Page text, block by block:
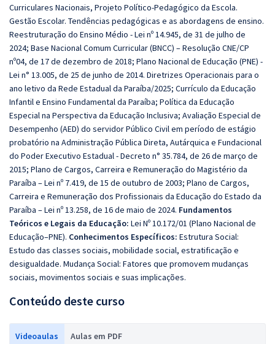
Curriculares Nacionais, Projeto Político-Pedagógico da Escola.
Gestão Escolar. Tendências pedagógicas e as abordagens de ensino.
Reestruturação do Ensino Médio - Lei nº 14.945, de 31 de julho de
2024; Base Nacional Comum Curricular (BNCC) – Resolução CNE/CP
nº04, de 17 de dezembro de 2018; Plano Nacional de Educação (PNE) -
Lei n° 13.005, de 25 de junho de 2014. Diretrizes Operacionais para o
ano letivo da Rede Estadual da Paraíba/2025; Currículo da Educação
Infantil e Ensino Fundamental da Paraíba; Política da Educação
Especial na Perspectiva da Educação Inclusiva; Avaliação Especial de
Desempenho (AED) do servidor Público Civil em período de estágio
probatório na Administração Pública Direta, Autárquica e Fundacional
do Poder Executivo Estadual - Decreto n° 35.784, de 26 de março de
2015; Plano de Cargos, Carreira e Remuneração do Magistério da
Paraíba – Lei nº 7.419, de 15 de outubro de 2003; Plano de Cargos,
Carreira e Remuneração dos Profissionais da Educação do Estado da
Paraíba – Lei nº 13.258, de 16 de maio de 2024. Fundamentos
Teóricos e Legais da Educação: Lei Nº 10.172/01 (Plano Nacional de
Educação–PNE). Conhecimentos Específicos: Estrutura Social:
Estudo das classes sociais, mobilidade social, estratificação e
desigualdade. Mudança Social: Fatores que promovem mudanças
sociais, movimentos sociais e suas implicações.
Conteúdo deste curso
Videoaulas Aulas em PDF